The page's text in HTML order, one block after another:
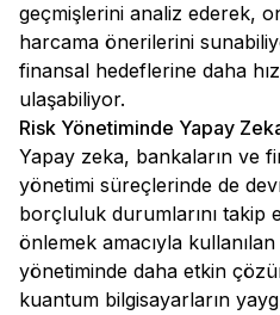
geçmişlerini analiz ederek,
harcama önerilerini
finansal hedeflerine daha
ulaşabiliyor.
Risk Yönetiminde Yapay
Yapay zeka, bankaların ve
yönetimi süreçlerinde de
borçluluk durumlarını takip
önlemek amacıyla
yönetiminde daha etkin
kuantum bilgisayarların